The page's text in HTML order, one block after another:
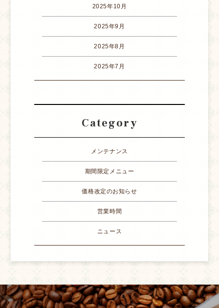
2025年10月
2025年9月
2025年8月
2025年7月
Category
メンテナンス
期間限定メニュー
価格改定のお知らせ
営業時間
ニュース